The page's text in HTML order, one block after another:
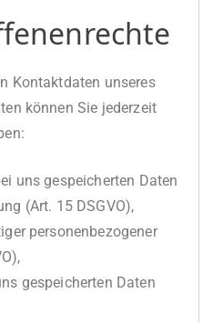
Kontaktdaten unseres
können Sie jederzeit
uns gespeicherten Daten
(Art. 15 DSGVO),
personenbezogener
gespeicherten Daten